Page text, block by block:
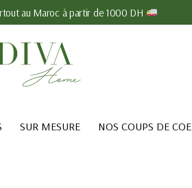
au Maroc à partir de 1000 DH
SUR MESURE NOS COUPS DE